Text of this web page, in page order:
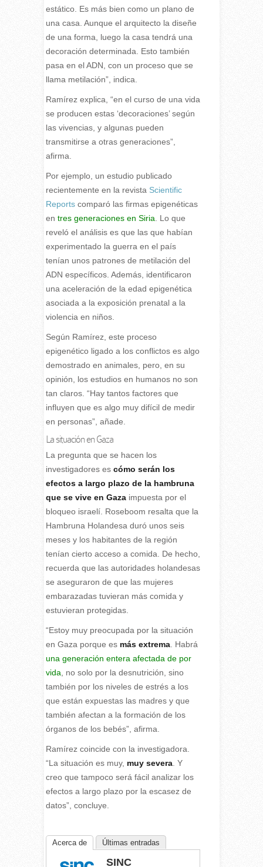
estático. Es más bien como un plano de
una casa. Aunque el arquitecto la diseñe
de una forma, luego la casa tendrá una
decoración determinada. Esto también
pasa en el ADN, con un proceso que se
llama metilación”, indica.
Ramírez explica, “en el curso de una vida
se producen estas ‘decoraciones’ según
las vivencias, y algunas pueden
transmitirse a otras generaciones”,
afirma.
Por ejemplo, un estudio publicado
recientemente en la revista Scientific
Reportscomparó las firmas epigenéticas
en tres generaciones en Siria . Lo que
reveló el análisis es que las que habían
experimentado la guerra en el país
tenían unos patrones de metilación del
ADN específicos. Además, identificaron
una aceleración de la edad epigenética
asociada a la exposición prenatal a la
violencia en niños.
Según Ramírez, este proceso
epigenético ligado a los conflictos es algo
demostrado en animales, pero, en su
opinión, los estudios en humanos no son
tan claros. “Hay tantos factores que
influyen que es algo muy difícil de medir
en personas”, añade.
La situación en Gaza
La pregunta que se hacen los
investigadores es cómo serán los
efectos a largo plazo de la hambruna
que se vive en Gazaimpuesta por el
bloqueo israelí. Roseboom resalta que la
Hambruna Holandesa duró unos seis
meses y los habitantes de la región
tenían cierto acceso a comida. De hecho,
recuerda que las autoridades holandesas
se aseguraron de que las mujeres
embarazadas tuvieran más comida y
estuvieran protegidas.
“Estoy muy preocupada por la situación
en Gaza porque es más extrema. Habrá
una generación entera afectada de por
vida , no solo por la desnutrición, sino
también por los niveles de estrés a los
que están expuestas las madres y que
también afectan a la formación de los
órganos de los bebés”, afirma.
Ramírez coincide con la investigadora.
“La situación es muy, muy severa. Y
creo que tampoco será fácil analizar los
efectos a largo plazo por la escasez de
datos”, concluye.
Acerca de Últimas entradas
SINC